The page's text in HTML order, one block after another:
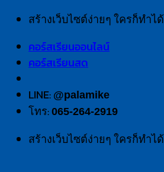
Skip
content
สร้างเว็บไซต์ง่ายๆ ใครก็ทำได้
คอร์สเรียนออนไลน์
คอร์สเรียนสด
LINE: @palamike
โทร: 065-264-2919
สร้างเว็บไซต์ง่ายๆ ใครก็ทำได้